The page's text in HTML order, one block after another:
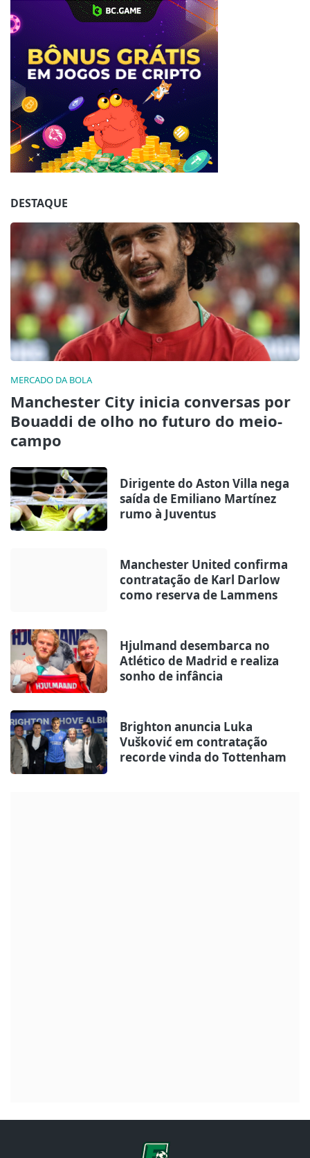
Jogue com responsabilidade. 18+
DESTAQUE
MERCADO DA BOLA
Manchester City inicia conversas por
Bouaddi de olho no futuro do meio-
campo
Dirigente do Aston Villa nega
saída de Emiliano Martínez
rumo à Juventus
Manchester United confirma
contratação de Karl Darlow
como reserva de Lammens
Hjulmand desembarca no
Atlético de Madrid e realiza
sonho de infância
Brighton anuncia Luka
Vušković em contratação
recorde vinda do Tottenham